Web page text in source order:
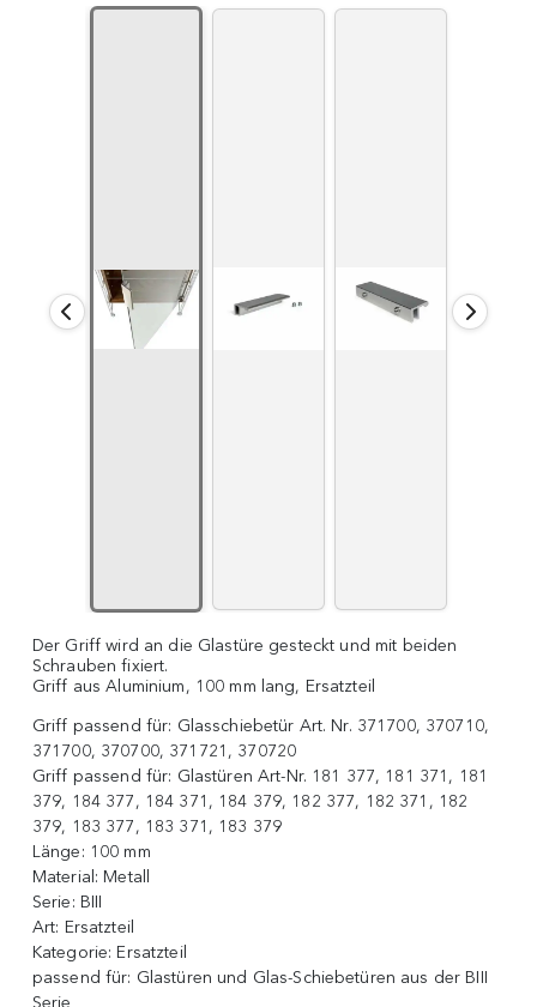
Der Griff wird an die Glastüre gesteckt und mit beiden
Schrauben fixiert.
Griff aus Aluminium, 100 mm lang, Ersatzteil
Griff passend für: Glasschiebetür Art. Nr. 371700, 370710,
371700, 370700, 371721, 370720
Griff passend für: Glastüren Art-Nr. 181 377, 181 371, 181
379, 184 377, 184 371, 184 379, 182 377, 182 371, 182
379, 183 377, 183 371, 183 379
Länge: 100 mm
Material: Metall
Serie: BIII
Art: Ersatzteil
Kategorie: Ersatzteil
passend für: Glastüren und Glas-Schiebetüren aus der BIII
Serie